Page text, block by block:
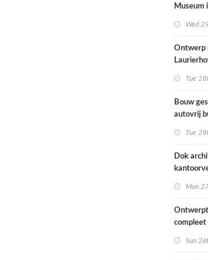
Museum
Wed
Ontwerp
Tue
Bouw
autovrij
Tue
Dok
Mon
compleet
Sun